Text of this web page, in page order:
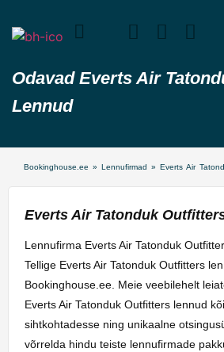
Odavad Everts Air
Lennud
Bookinghouse.ee » Lennufirmad » Everts Air
Everts Air Tatonduk
Lennufirma Everts Air Tatonduk
Tellige Everts Air Tatonduk Outfitters
Bookinghouse.ee. Meie veebilehelt
Everts Air Tatonduk Outfitters lennud
sihtkohtadesse ning unikaalne
võrrelda hindu teiste lennufirmade